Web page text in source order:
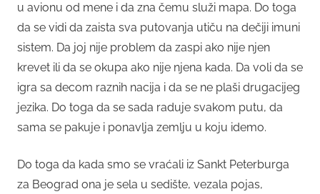
u avionu od mene i da zna čemu služi mapa. Do toga
da se vidi da zaista sva putovanja utiču na dečiji imuni
sistem. Da joj nije problem da zaspi ako nije njen
krevet ili da se okupa ako nije njena kada. Da voli da se
igra sa decom raznih nacija i da se ne plaši drugacijeg
jezika. Do toga da se sada raduje svakom putu, da
sama se pakuje i ponavlja zemlju u koju idemo.
Do toga da kada smo se vraćali iz Sankt Peterburga
za Beograd ona je sela u sedište, vezala pojas,